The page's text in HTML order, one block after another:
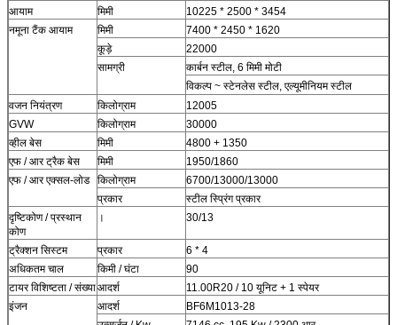
आयाम
मिमी
10225 * 2500 * 3454
नमूना टैंक आयाम
मिमी
7400 * 2450 * 1620
कूड़े
22000
सामग्री
कार्बन स्टील, 6 मिमी मोटी
विकल्प ~ स्टेनलेस स्टील, एल्यूमीनियम स्टील
वजन नियंत्रण
किलोग्राम
12005
GVW
किलोग्राम
30000
व्हील बेस
मिमी
4800 + 1350
एफ / आर ट्रैक बेस
मिमी
1950/1860
एफ / आर एक्सल-लोड
किलोग्राम
6700/13000/13000
प्रकार
स्टील स्प्रिंग प्रकार
दृष्टिकोण / प्रस्थान
कोण
। 30/13
ट्रैक्शन सिस्टम प्रकार
6 * 4
अधिकतम चाल
किमी / घंटा
90
टायर विशिष्टता / संख्याआदर्श
11.00R20 / 10 यूनिट + 1 स्पेयर
इंजन
आदर्श
BF6M1013-28